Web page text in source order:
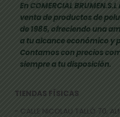
En COMERCIAL
venta de productos de
de 1985, ofreciendo una
a tu alcance económico y
Contamos con precios
siempre a tu disposición.
TIENDAS FÍSICAS
- CALLE NICOLAU TALLÓ 70,